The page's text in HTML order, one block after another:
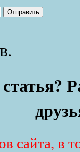
сайта, в